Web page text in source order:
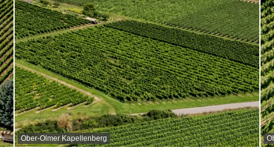
Ober-Olmer Kapellenberg